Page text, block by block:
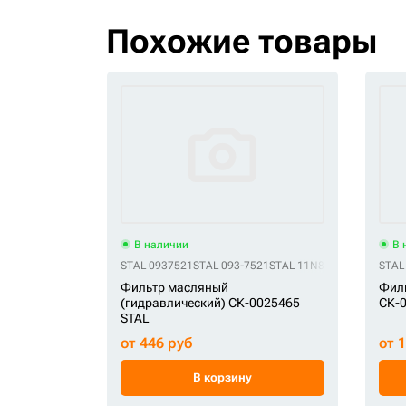
Похожие товары
В наличии
STAL 0937521 STAL 093-7521 STAL 11N870110 STAL
Фильтр масляный
(гидравлический) СК-0025465
STAL
от 446 руб
В корзину
В
СК-
от